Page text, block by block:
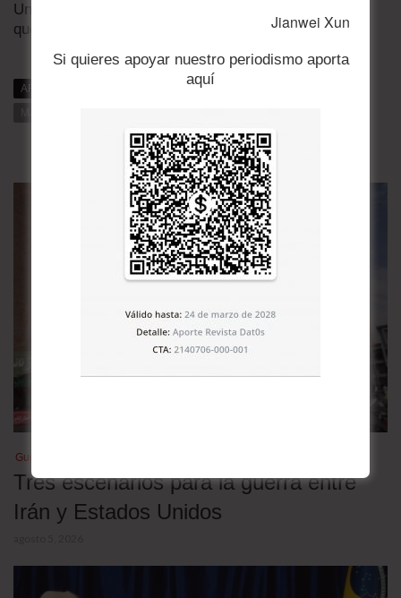
Unidos ataca a ‘carteles’
que no existen?
ARTÍCULOS RELACIONADOS
MÁS DE DAT0S
Guerra en Medio Oriente
Tres escenarios para la guerra entre
Irán y Estados Unidos
Jianwei Xun
Si quieres apoyar nuestro periodismo aporta
aquí